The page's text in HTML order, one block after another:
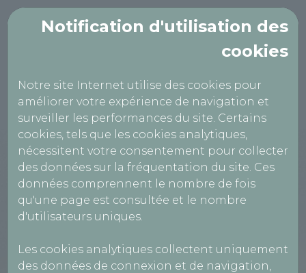
Notification d'utilisation des
cookies
Notre site Internet utilise des cookies pour
améliorer votre expérience de navigation et
surveiller les performances du site. Certains
cookies, tels que les cookies analytiques,
nécessitent votre consentement pour collecter
des données sur la fréquentation du site. Ces
données comprennent le nombre de fois
qu'une page est consultée et le nombre
d'utilisateurs uniques.
Les cookies analytiques collectent uniquement
des données de connexion et de navigation,
AMILLY
Création de client en compte
Informations société